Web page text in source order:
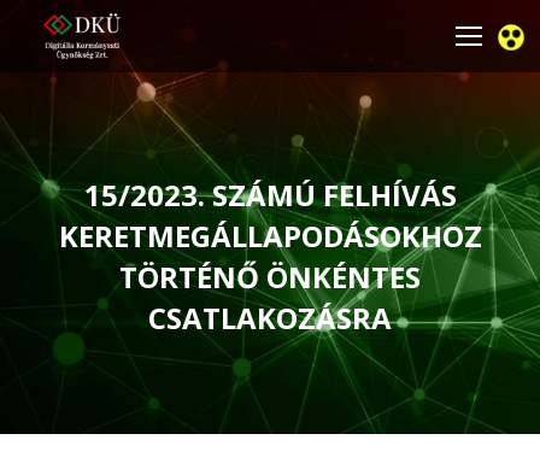
15/2023. SZÁMÚ FELHÍVÁS
KERETMEGÁLLAPODÁSOKHOZ
TÖRTÉNŐ ÖNKÉNTES
CSATLAKOZÁSRA
You are here: